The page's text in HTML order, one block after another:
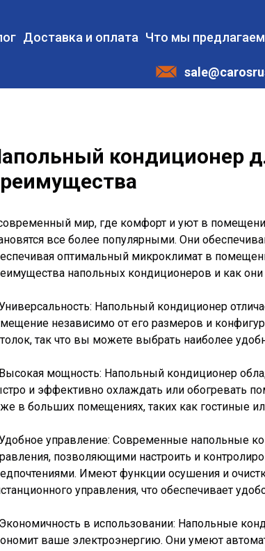
Доставка и оплата Что мы предлагаем
кондиционер
мир, где комфорт и уют в
все более популярными. Они
оптимальный микроклимат в
напольных кондиционеров и как
Напольный кондиционер
независимо от его размеров и
так что вы можете выбрать наиболее
мощность: Напольный кондиционер
и эффективно охлаждать или обогревать
в больших помещениях, таких как гостиные
управление: Современные напольные
позволяющими настроить и
Имеют функции осушения и
управления, что обеспечивает
в использовании: Напольные
ваше электроэнергию. Они умеют